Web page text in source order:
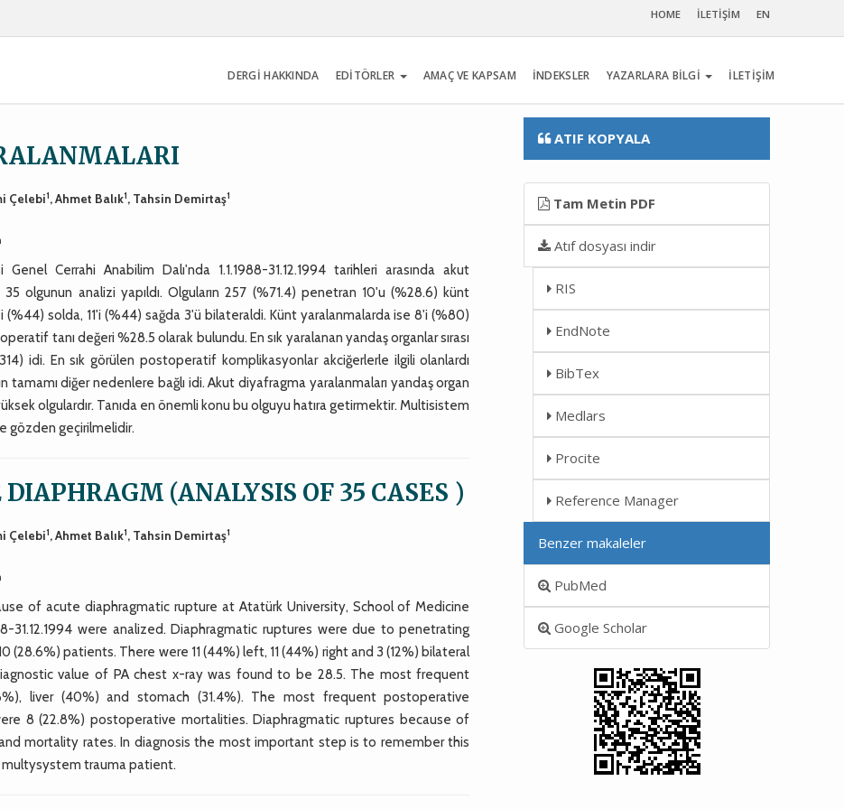
HOME İLETİŞİM EN
DERGİ HAKKINDA EDİTÖRLER AMAÇ VE KAPSAM İNDEKSLER YAZARLARA BİLGİ İLETİŞİM
Çelebi1, Ahmet Balık1, Tahsin Demirtaş1
Cerrahi Anabilim Dalı'nda 1.1.1988-31.12.1994 tarihleri arasında akut
olgunun analizi yapıldı. Olguların 257 (%71.4) penetran 10'u (%28.6) künt
(%44) solda, 11'i (%44) sağda 3'ü bilateraldi. Künt yaralanmalarda ise 8'i (%80)
tanı değeri %28.5 olarak bulundu. En sık yaralanan yandaş organlar sırası
idi. En sık görülen postoperatif komplikasyonlar akciğerlerle ilgili olanlardı
diğer nedenlere bağlı idi. Akut diyafragma yaralanmaları yandaş organ
olgulardır. Tanıda en önemli konu bu olguyu hatıra getirmektir. Multisistem
gözden geçirilmelidir.
(ANALYSIS OF 35 CASES )
Çelebi1, Ahmet Balık1, Tahsin Demirtaş1
of acute diaphragmatic rupture at Atatürk University, School of Medicine
31.12.1994 were analized. Diaphragmatic ruptures were due to penetrating
(28.6%) patients. There were 11 (44%) left, 11 (44%) right and 3 (12%) bilateral
value of PA chest x-ray was found to be 28.5. The most frequent
liver (40%) and stomach (31.4%). The most frequent postoperative
8 (22.8%) postoperative mortalities. Diaphragmatic ruptures because of
mortality rates. In diagnosis the most important step is to remember this
trauma patient.
ATIF KOPYALA
Tam Metin PDF
Atıf dosyası indir
RIS
EndNote
BibTex
Medlars
Procite
Reference Manager
Benzer makaleler
PubMed
Google Scholar